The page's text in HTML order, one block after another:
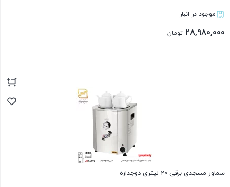
موجود در انبار
28,980,000 تومان
سماور مسجدی برقی 20 لیتری دوجداره